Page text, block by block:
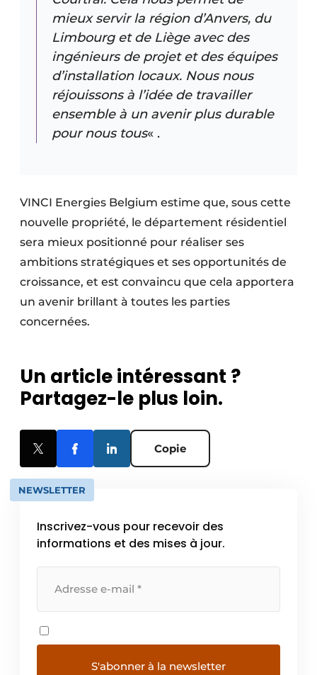
mieux servir la région d’Anvers, du
Limbourg et de Liège avec des
ingénieurs de projet et des équipes
d’installation locaux. Nous nous
réjouissons à l’idée de travailler
ensemble à un avenir plus durable
pour nous tous« .
VINCI Energies Belgium estime que, sous cette
nouvelle propriété, le département résidentiel
sera mieux positionné pour réaliser ses
ambitions stratégiques et ses opportunités de
croissance, et est convaincu que cela apportera
un avenir brillant à toutes les parties
concernées.
Un article intéressant ?
Partagez-le plus loin.
Copie
NEWSLETTER
Inscrivez-vous pour recevoir des
informations et des mises à jour.